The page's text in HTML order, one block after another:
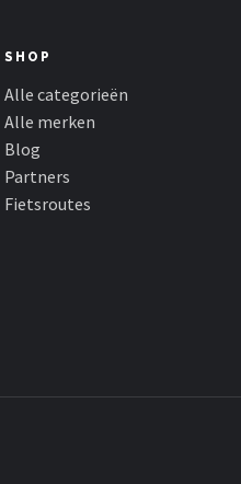
SHOP
Alle categorieën
Alle merken
Blog
Partners
Fietsroutes